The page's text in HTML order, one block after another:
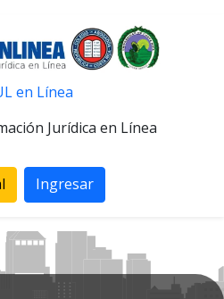
en Línea
Jurídica en Línea
Ingresar